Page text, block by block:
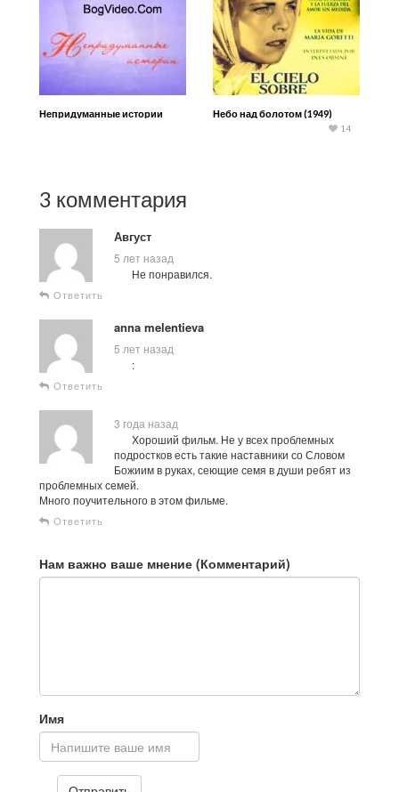
Непридуманные истории Небо над болотом (1949)
14
3 комментария
Август
5 лет назад
Не понравился.
Ответить
anna melentieva
5 лет назад
:
Ответить
3 года назад
Хороший фильм. Не у всех проблемных
подростков есть такие наставники со Словом
Божиим в руках, сеющие семя в души ребят из
проблемных семей.
Много поучительного в этом фильме.
Ответить
Нам важно ваше мнение (Комментарий)
Имя